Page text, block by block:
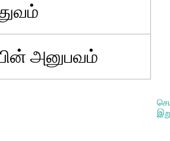
அனுபவம்